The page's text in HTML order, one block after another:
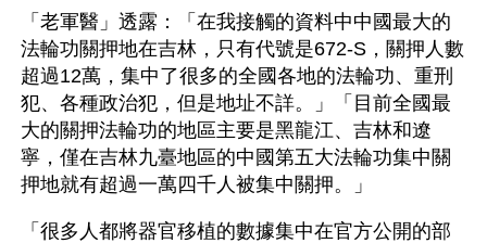
「老軍醫」透露：「在我接觸的資料中中國最大的
法輪功關押地在吉林，只有代號是672-S，關押人數
超過12萬，集中了很多的全國各地的法輪功、重刑
犯、各種政治犯，但是地址不詳。」「目前全國最
大的關押法輪功的地區主要是黑龍江、吉林和遼
寧，僅在吉林九臺地區的中國第五大法輪功集中關
押地就有超過一萬四千人被集中關押。」
「很多人都將器官移植的數據集中在官方公開的部